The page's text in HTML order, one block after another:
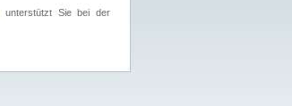
unterstützt Sie bei der